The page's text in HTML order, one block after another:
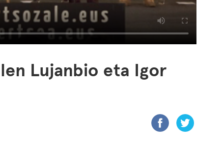
Lujanbio eta Igor